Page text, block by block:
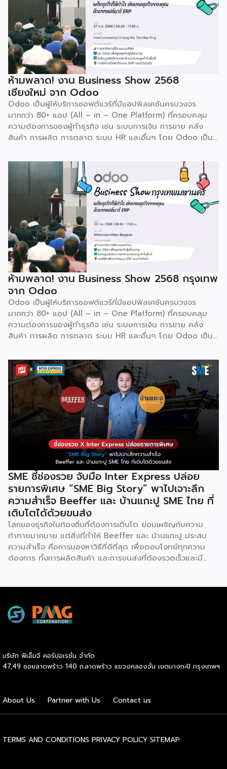
ห้ามพลาด! งาน Business Show 2568
เชียงใหม่ จาก Odoo
Odoo เป็นผู้ให้บริการซอฟต์แวร์ที่มีแอปพิลเคชันครบวงจร
มากกว่า 80+ แอป (All – in – One Platform) ที่ครอบคลุม
ความต้องการของผู้ทำธุรกิจ เช่น ระบบการเงิน การขาย คลัง
สินค้า การผลิต การตลาด ระบบ HR และอื่นๆ โดย Odoo เป็นผู้
เบลเยี่ยมให้บริการใน 19 แห่งทั่วโลก รวมถึงสหรัฐอเมริกา ฮ่องกง
อินโดนีเซีย และดูไบ ปัจจุบัน Odoo ให้บริการผู้ใช้งานในไทย
มากกว่า 4 แสนราย และมีผู้ใช้งานมากกว่า 6 ล้านคนทั่วเอเชีย ปีนี้
Odoo กลับมาจัดงาน Business Roadshow 2568 ภายใต้
Concept พลิกธุรกิจให้กำไร ต่อยอดธุรกิจของคุณด้วย
ซอฟต์แวร์ ERP ที่มาปลดล็อกทุกธุรกิจในประเทศไทยผ่านการนำ
เทคโนโลยีใหม่สุดล้ำ ยกระดับองค์กรของคุณไปสู่ระบบดิจิทัล
พร้อมกับโอกาสที่จะได้เข้ามาเป็นพาร์ทเนอร์ระดับมืออาชีพร่วมกับ
Odoo […]
ห้ามพลาด! งาน Business Show 2568 กรุงเทพ
จาก Odoo
Odoo เป็นผู้ให้บริการซอฟต์แวร์ที่มีแอปพิลเคชันครบวงจร
มากกว่า 80+ แอป (All – in – One Platform) ที่ครอบคลุม
ความต้องการของผู้ทำธุรกิจ เช่น ระบบการเงิน การขาย คลัง
สินค้า การผลิต การตลาด ระบบ HR และอื่นๆ โดย Odoo เป็นผู้
เบลเยี่ยมให้บริการใน 19 แห่งทั่วโลก รวมถึงสหรัฐอเมริกา ฮ่องกง
อินโดนีเซีย และดูไบ ปัจจุบัน Odoo ให้บริการผู้ใช้งานในไทย
มากกว่า 4 แสนราย และมีผู้ใช้งานมากกว่า 6 ล้านคนทั่วเอเชีย ปีนี้
Odoo กลับมาจัดงาน Business Roadshow 2568 ภายใต้
Concept พลิกธุรกิจให้กำไร ต่อยอดธุรกิจของคุณด้วย
ซอฟต์แวร์ ERP ที่มาปลดล็อกทุกธุรกิจในประเทศไทยผ่านการนำ
เทคโนโลยีใหม่สุดล้ำ ยกระดับองค์กรของคุณไปสู่ระบบดิจิทัล
พร้อมกับโอกาสที่จะได้เข้ามาเป็นพาร์ทเนอร์ระดับมืออาชีพร่วมกับ
SME ชี้ช่องรวย จับมือ Inter Express ปล่อย
รายการพิเศษ “SME Big Story” พาไปเจาะลึก
ความสำเร็จ Beeffer และ บ้านแกะปู SME ไทย ที่
เติบโตได้ด้วยขนส่ง
โลกของธุรกิจในท้องถิ่นที่ต้องการเติบโต ย่อมเผชิญกับความ
ท้าทายมากมาย แต่สิ่งที่ทำให้ Beeffer และ บ้านแกะปู ประสบ
ความสำเร็จ คือการมองหาวิธีที่ดีที่สุด เพื่อตอบโจทย์ทุกความ
ต้องการ ทั้งการผลิตสินค้า และการขนส่งที่ต้องรวดเร็วและมี
วัวในจังหวัดระยอง และขยายสู่การเป็นแบรนด์ที่ได้รับความนิยม
ทั่วประเทศ ความสำเร็จของ Beeffer ไม่ได้เกิดขึ้นจากแค่การมี
จังหวัด บ้านแกะปู : ร้านอาหารทะเลในอ่างศิลา กับความสำเร็จ
ที่มาจากความใส่ใจในคุณภาพสินค้า ตอบโจทย์ painpoint ของ
สมบูรณ์แบบ ไม่ว่าจะเป็น Beeffer หรือ บ้านแกะปู สิ่งที่ทั้งสอง
แบรนด์มีเหมือนกันคือการเลือกขนส่งควบคุมอุณหภูมิที่มีความ
ทุกรูปแบบ ไม่ใช่เพียงแค่ขนส่ง แต่ยังเป็นตัวช่วยสำคัญในการ
บริษัท พีเอ็มจี คอร์ปอเรชั่น จำกัด
47,49 ซอยลาดพร้าว 140 ถ.ลาดพร้าว แขวงคลองจั่น เขตบางกะปิ กรุงเทพฯ
About Us Partner with Us Contact us
TERMS AND CONDITIONS PRIVACY POLICY SITEMAP